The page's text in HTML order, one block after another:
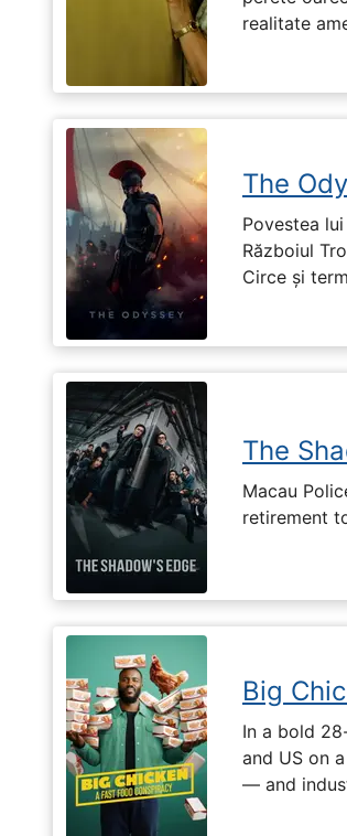
realitate
The
Povestea
Războiul
Circe și
The
Macau
retirement
Big
In a bold
and US on
— and